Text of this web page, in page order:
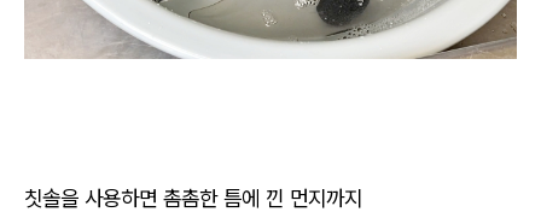
칫솔을 사용하면 촘촘한 틈에 낀 먼지까지